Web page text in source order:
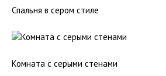
Спальня в сером стиле
Комната с серыми стенами